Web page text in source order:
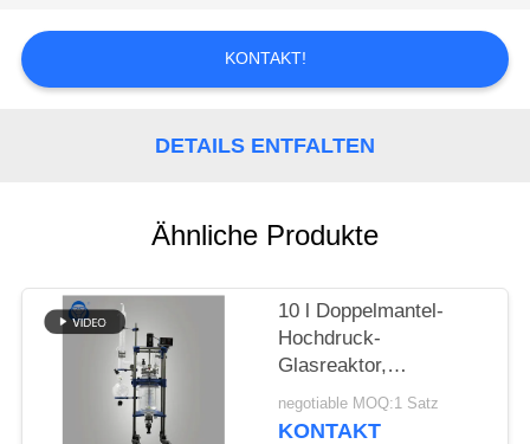
NACHRICHTEN
SITEMAP
DATENSCHUTZRICHTLINIE
KONTAKT!
DETAILS ENTFALTEN
Ähnliche Produkte
10 l Doppelmantel-
Hochdruck-
Glasreaktor,
chemischer Reaktor,
halbautomatisch
negotiable MOQ:1 Satz
KONTAKT